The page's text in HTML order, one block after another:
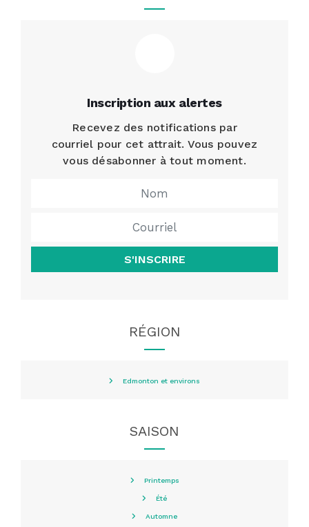
Inscription aux alertes
Recevez des notifications par
courriel pour cet attrait. Vous pouvez
vous désabonner à tout moment.
S'INSCRIRE
RÉGION
Edmonton et environs
SAISON
Printemps
Été
Automne